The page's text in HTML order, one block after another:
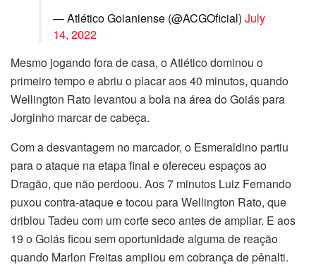
— Atlético Goianiense (@ACGOficial) July
14, 2022
Mesmo jogando fora de casa, o Atlético dominou o
primeiro tempo e abriu o placar aos 40 minutos, quando
Wellington Rato levantou a bola na área do Goiás para
Jorginho marcar de cabeça.
Com a desvantagem no marcador, o Esmeraldino partiu
para o ataque na etapa final e ofereceu espaços ao
Dragão, que não perdoou. Aos 7 minutos Luiz Fernando
puxou contra-ataque e tocou para Wellington Rato, que
driblou Tadeu com um corte seco antes de ampliar. E aos
19 o Goiás ficou sem oportunidade alguma de reação
quando Marlon Freitas ampliou em cobrança de pênalti.